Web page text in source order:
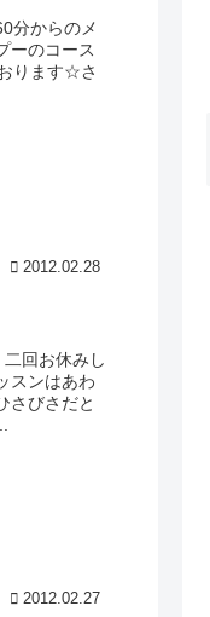
分からのメ
ーのコース
ります☆さ
2012.02.28
回お休みし
スンはあわ
さびさだと
2012.02.27